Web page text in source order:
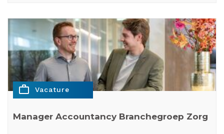
work_outline Vacature
Manager Accountancy Branchegroep Zorg